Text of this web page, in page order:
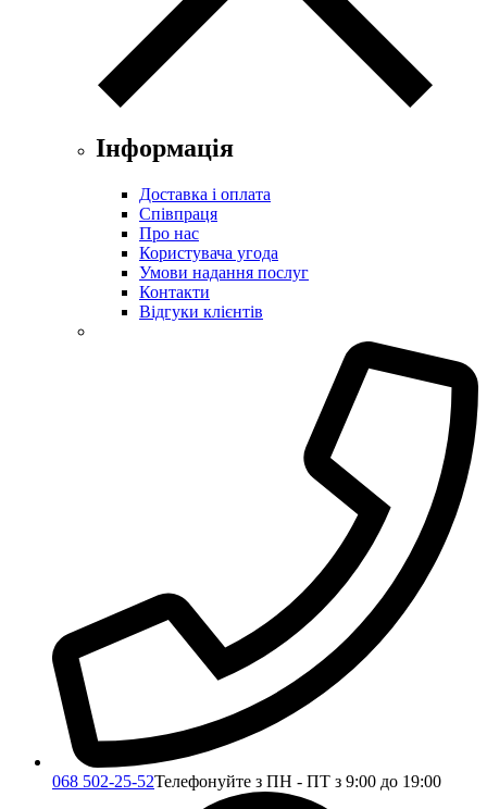
Інформація
Доставка і оплата
Співпраця
Про нас
Користувача угода
Умови надання послуг
Контакти
Відгуки клієнтів
068 502-25-52Телефонуйте з ПН - ПТ з 9:00 до 19:00